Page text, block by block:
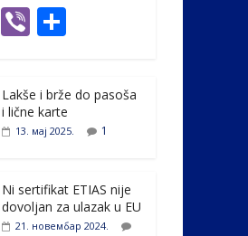
Li
e
dI
Vi
er ar
e
Lakše i brže do pasoša
i lične karte
13. мај 2025. 1
Ni sertifikat ETIAS nije
dovoljan za ulazak u EU
21. новембар 2024.